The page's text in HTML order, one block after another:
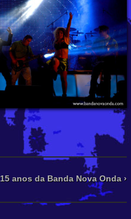
15 anos da Banda Nova Onda ›